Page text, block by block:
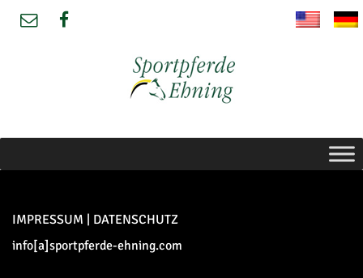
IMPRESSUM | DATENSCHUTZ
info[a]sportpferde-ehning.com